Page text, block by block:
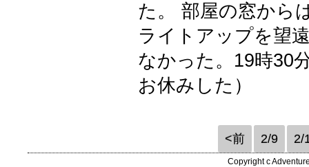
た。 部屋の窓から
ライトアップを望
なかった。19時30
お休みした）
<前 2/9 2/
Copyright c